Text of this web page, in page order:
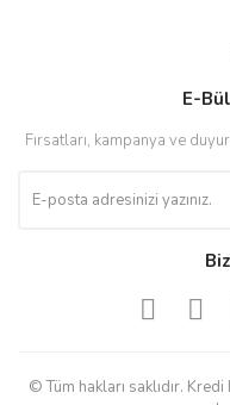
derecede beğendim
Kolay ve hizli alisveris
E-
Fırsatları, kampanya ve
© Tüm hakları saklıdır.